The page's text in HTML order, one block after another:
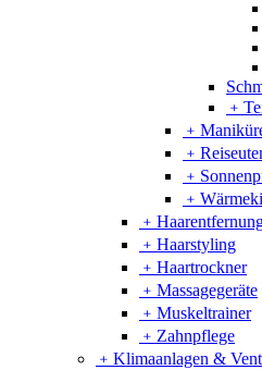
﹢
﹢
﹢
﹢
﹢
﹢
﹢ Haarstyling
﹢ Haartrockner
﹢ Massagegeräte
﹢ Muskeltrainer
﹢ Zahnpflege
﹢ Klimaanlagen &